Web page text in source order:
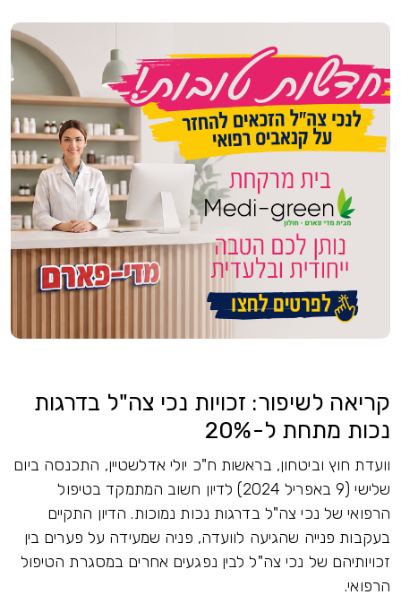
קריאה לשיפור: זכויות נכי צה"ל בדרגות
נכות מתחת ל-20%
וועדת חוץ וביטחון, בראשות ח"כ יולי אדלשטיין, התכנסה ביום
שלישי (9 באפריל 2024) לדיון חשוב המתמקד בטיפול
הרפואי של נכי צה"ל בדרגות נכות נמוכות. הדיון התקיים
בעקבות פנייה שהגיעה לוועדה, פניה שמעידה על פערים בין
זכויותיהם של נכי צה"ל לבין נפגעים אחרים במסגרת הטיפול
הרפואי.